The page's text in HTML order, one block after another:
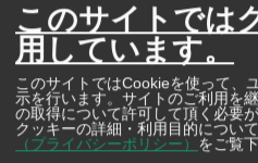
このサイトでは
用しています。
このサイトではCookieを使って、
示を行います。サイトのご利用を
の取得について許可して頂く必要が
クッキーの詳細・利用目的につい
（プライバシーポリシー）
をご覧